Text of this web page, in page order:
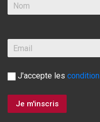
J'accepte les